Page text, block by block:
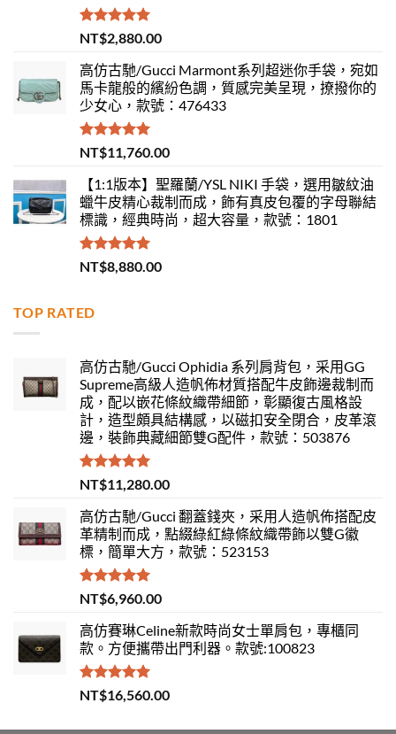
評分 5.00
滿分 5
NT$2,880.00
高仿古馳/Gucci Marmont系列超迷你手袋，宛如
馬卡龍般的繽紛色調，質感完美呈現，撩撥你的
少女心，款號：476433
評分5.00
滿分 5
NT$11,760.00
【1:1版本】聖羅蘭/YSL NIKI 手袋，選用皺紋油
蠟牛皮精心裁制而成，飾有真皮包覆的字母聯結
標識，經典時尚，超大容量，款號：1801
評分 5.00
滿分 5
NT$8,880.00
TOP RATED
高仿古馳/Gucci Ophidia 系列肩背包，采用GG
Supreme高級人造帆佈材質搭配牛皮飾邊裁制而
成，配以嵌花條紋織帶細節，彰顯復古風格設
計，造型頗具結構感，以磁扣安全閉合，皮革滾
邊，裝飾典藏細節雙G配件，款號：503876
評分5.00
滿分 5
NT$11,280.00
高仿古馳/Gucci 翻蓋錢夾，采用人造帆佈搭配皮
革精制而成，點綴綠紅綠條紋織帶飾以雙G徽
標，簡單大方，款號：523153
評分 5.00
滿分 5
NT$6,960.00
高仿賽琳Celine新款時尚女士單肩包，專櫃同
款。方便攜帶出門利器。款號:100823
評分5.00
滿分 5
NT$16,560.00